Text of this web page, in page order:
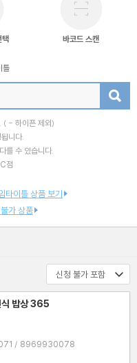
택 바코드 스캔
틀
( - 하이픈 제외)
니다.
를 수 있습니다.
점
타이틀 상품 보기
가 상품
식 밥상 365
ISBN : 9788969930071 / 8969930078